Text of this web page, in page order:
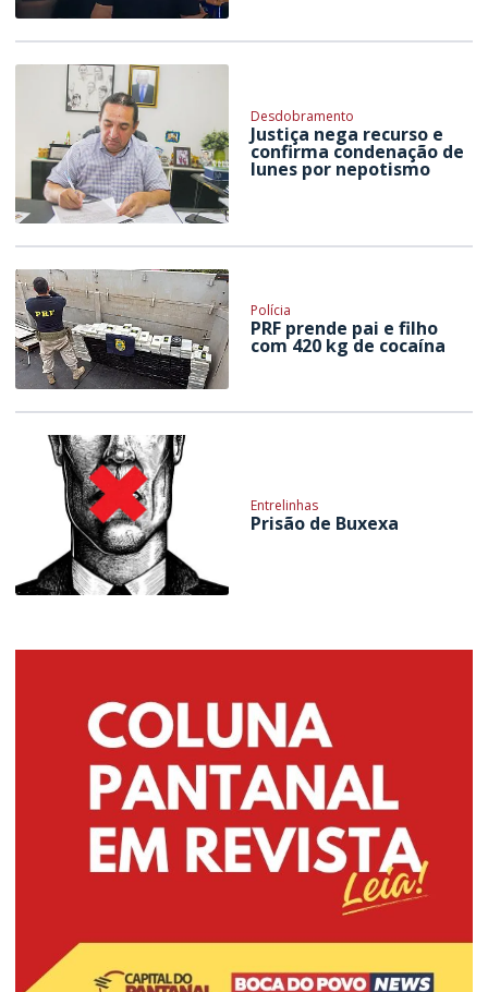
Desdobramento
Justiça nega recurso e
confirma condenação de
Iunes por nepotismo
Polícia
PRF prende pai e filho
com 420 kg de cocaína
Entrelinhas
Prisão de Buxexa